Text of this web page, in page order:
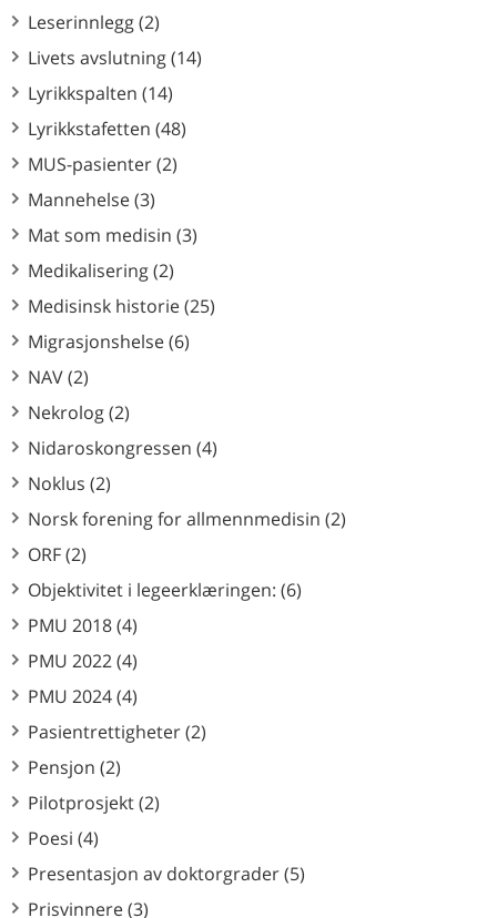
Leserinnlegg (2)
Livets avslutning (14)
Lyrikkspalten (14)
Lyrikkstafetten (48)
MUS-pasienter (2)
Mannehelse (3)
Mat som medisin (3)
Medikalisering (2)
Medisinsk historie (25)
Migrasjonshelse (6)
NAV (2)
Nekrolog (2)
Nidaroskongressen (4)
Noklus (2)
Norsk forening for allmennmedisin (2)
ORF (2)
Objektivitet i legeerklæringen: (6)
PMU 2018 (4)
PMU 2022 (4)
PMU 2024 (4)
Pasientrettigheter (2)
Pensjon (2)
Pilotprosjekt (2)
Poesi (4)
Presentasjon av doktorgrader (5)
Prisvinnere (3)